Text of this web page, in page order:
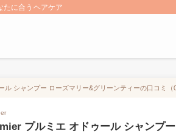
たに合うヘアケア
ル シャンプー ローズマリー&グリーンティーの口コミ（
プルミエ オドゥール シャンプ